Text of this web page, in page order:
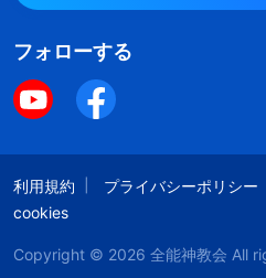
フォローする
利用規約 プライバシーポリシー
cookies
Copyright © 2026 全能神教会 All